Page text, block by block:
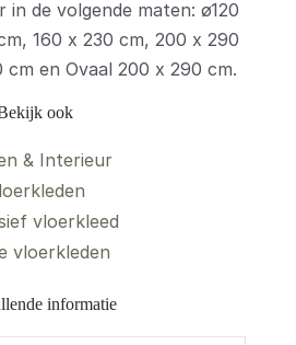
in de volgende maten: ø120
160 x 230 cm, 200 x 290
cm en Ovaal 200 x 290 cm.
ook
& Interieur
vloerkleed
vloerkleden
informatie